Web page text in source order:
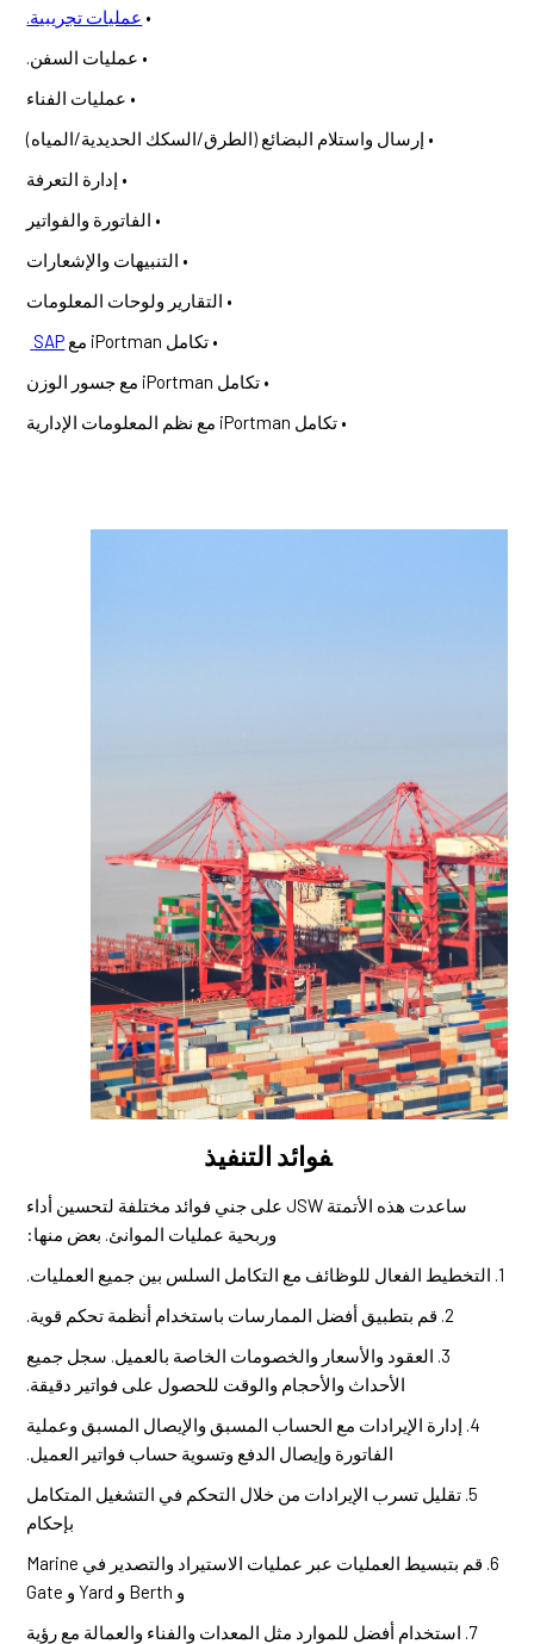
• عمليات تجريبية.
• عمليات السفن.
• عمليات الفناء
• إرسال واستلام البضائع (الطرق/السكك الحديدية/المياه)
• إدارة التعرفة
• الفاتورة والفواتير
• التنبيهات والإشعارات
• التقارير ولوحات المعلومات
• تكامل iPortman مع
SAP
• تكامل iPortman مع جسور الوزن
• تكامل iPortman مع نظم المعلومات الإدارية
فوائد التنفيذ
ساعدت هذه الأتمتة JSW على جني فوائد مختلفة لتحسين أداء
وربحية عمليات الموانئ. بعض منها:
1. التخطيط الفعال للوظائف مع التكامل السلس بين جميع العمليات.
2. قم بتطبيق أفضل الممارسات باستخدام أنظمة تحكم قوية.
3. العقود والأسعار والخصومات الخاصة بالعميل. سجل جميع
الأحداث والأحجام والوقت للحصول على فواتير دقيقة.
4. إدارة الإيرادات مع الحساب المسبق والإيصال المسبق وعملية
الفاتورة وإيصال الدفع وتسوية حساب فواتير العميل.
5. تقليل تسرب الإيرادات من خلال التحكم في التشغيل المتكامل
بإحكام
6. قم بتبسيط العمليات عبر عمليات الاستيراد والتصدير في Marine
و Berth و Yard و Gate
7. استخدام أفضل للموارد مثل المعدات والفناء والعمالة مع رؤية